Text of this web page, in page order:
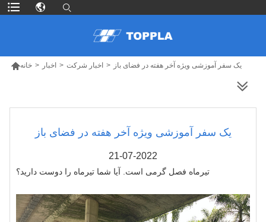
خانه > اخبار > اخبار شرکت > یک سفر آموزشی ویژه آخر هفته در فضای باز
یک سفر آموزشی ویژه آخر هفته در فضای باز
21-07-2022
تیرماه فصل گرمی است. آیا شما تیرماه را دوست دارید؟